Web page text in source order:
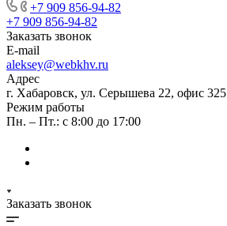
+7 909 856-94-82
+7 909 856-94-82
Заказать звонок
E-mail
aleksey@webkhv.ru
Адрес
г. Хабаровск, ул. Серышева 22, офис 325
Режим работы
Пн. – Пт.: с 8:00 до 17:00
Заказать звонок